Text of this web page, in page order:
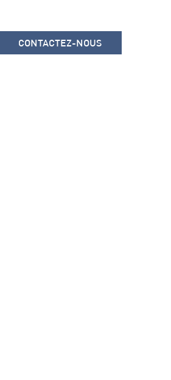
CONTACTEZ-NOUS